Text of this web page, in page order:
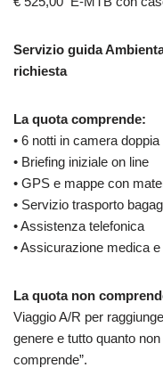
Servizio guida
richiesta
La quota comprende:
• 6 notti in camera
• Briefing iniziale on line
• GPS e mappe con
• Servizio trasporto
• Assistenza telefonica
• Assicurazione medica
La quota non
Viaggio A/R per
genere e tutto quanto
comprende”.